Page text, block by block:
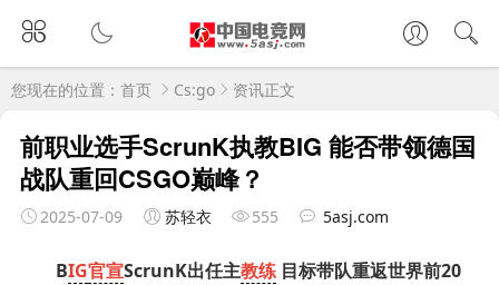
您现在的位置： 首页 Cs:go 资讯正文
前职业选手ScrunK执教BIG 能否带领德国
战队重回CSGO巅峰？
2025-07-09 苏轻衣 555 5asj.com
BIG官宣ScrunK出任主教练目标带队重返世界前20‌